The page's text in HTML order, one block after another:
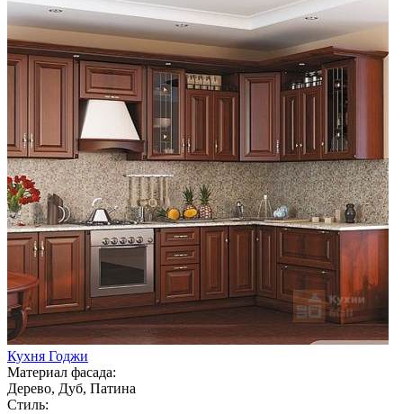
Кухня Годжи
Материал фасада:
Дерево, Дуб, Патина
Стиль: